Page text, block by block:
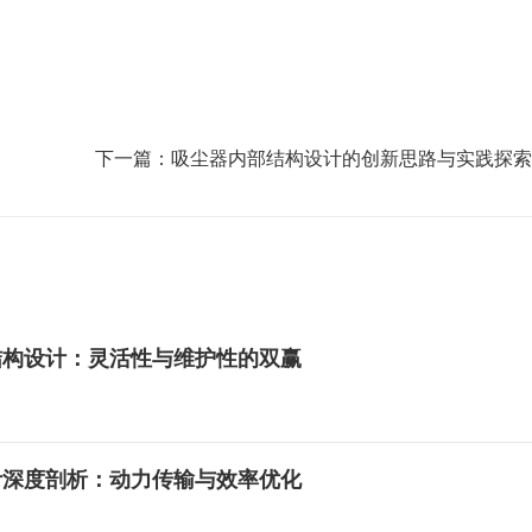
下一篇： 吸尘器内部结构设计的创新思路与实践探索
设计：灵活性与维护性的双赢
度剖析：动力传输与效率优化